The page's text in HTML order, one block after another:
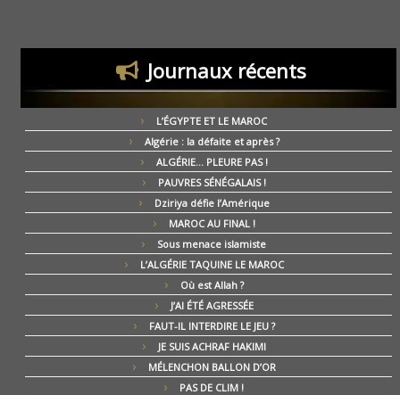
Journaux récents
L’ÉGYPTE ET LE MAROC
Algérie : la défaite et après ?
ALGÉRIE… PLEURE PAS !
PAUVRES SÉNÉGALAIS !
Dziriya défie l’Amérique
MAROC AU FINAL !
Sous menace islamiste
L’ALGÉRIE TAQUINE LE MAROC
Où est Allah ?
J’AI ÉTÉ AGRESSÉE
FAUT-IL INTERDIRE LE JEU ?
JE SUIS ACHRAF HAKIMI
MÉLENCHON BALLON D’OR
PAS DE CLIM !